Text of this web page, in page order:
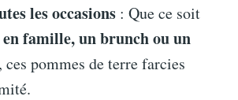
les occasions : Que ce soit
famille, un brunch ou un
, ces pommes de terre farcies